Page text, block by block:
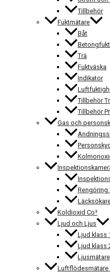
Tillbehör
Fuktmätare
Båt
Trä
Fuktväska
Indikator
Tillbehör
Tillbehör
Gas och
Rengöring
Koldioxid Co²
Ljud och Ljus
Ljud klass
Ljud klass
Ljusmätare
Luftflödesmätare